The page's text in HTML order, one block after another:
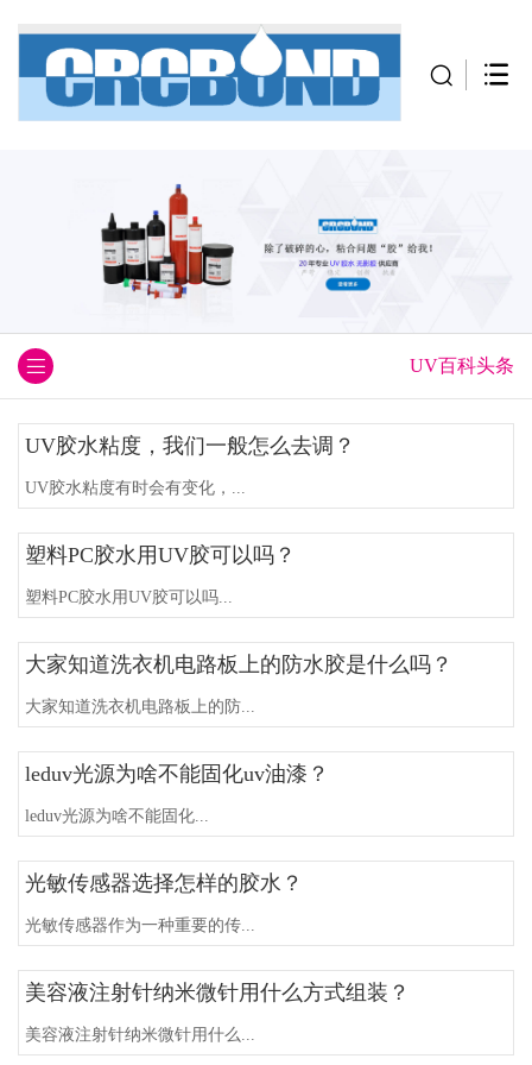
UV百科头条
UV胶水粘度，我们一般怎么去调？
UV胶水粘度有时会有变化，...
塑料PC胶水用UV胶可以吗？
塑料PC胶水用UV胶可以吗...
大家知道洗衣机电路板上的防水胶是什么吗？
大家知道洗衣机电路板上的防...
leduv光源为啥不能固化uv油漆？
leduv光源为啥不能固化...
光敏传感器选择怎样的胶水？
光敏传感器作为一种重要的传...
美容液注射针纳米微针用什么方式组装？
美容液注射针纳米微针用什么...